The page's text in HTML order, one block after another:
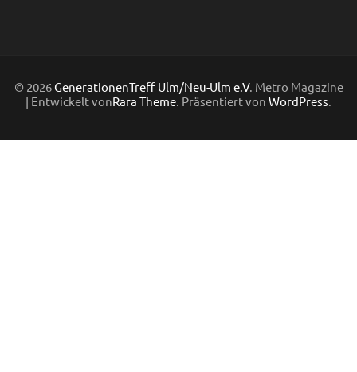
© 2026GenerationenTreff Ulm/Neu-Ulm e.V. Metro Magazine
| Entwickelt vonRara Theme. Präsentiert von WordPress.